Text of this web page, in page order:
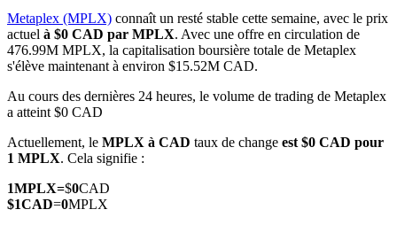
Futures COIN-M
Contrats à terme sur crypto-monnaie
TradFi
Produits dérivés sur actions, forex, métaux précieux et matières
premières
Metaplex (MPLX) connaît un resté stable cette semaine, avec le prix
actuel à $0 CAD par MPLX. Avec une offre en circulation de
476.99M MPLX, la capitalisation boursière totale de Metaplex
s'élève maintenant à environ $15.52M CAD.
Au cours des dernières 24 heures, le volume de trading de Metaplex
a atteint $0 CAD
Actuellement, le MPLX à CAD taux de change est $0 CAD pour
1 MPLX. Cela signifie :
1MPLX=$0CAD
$1CAD=0MPLX